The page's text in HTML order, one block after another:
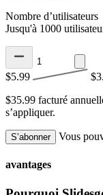
Nombre d’utilisateurs
Jusqu'à 1000
$5.99
$35.99 facturé
s’appliquer.
S’abonner Vous
avantages